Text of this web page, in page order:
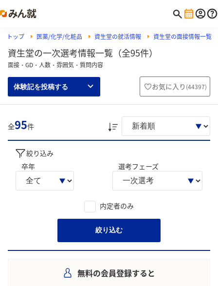
トップ 医薬/化学/化粧品 資生堂の就活情報 資生堂の面接情報一覧
資生堂の一次選考情報一覧（全95件）
面接・GD・人数・雰囲気・質問内容
体験記を投稿する お気に入り (44397)
全95件
絞り込み
卒年
選考フェーズ
内定者のみ
絞り込む
無料の会員登録すると